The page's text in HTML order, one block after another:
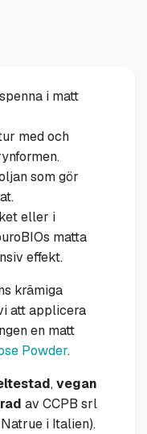
i matt
med och
som gör
eller i
matta
effekt.
krämiga
att applicera
en matt
Powder.
, vegan
av CCPB srl
i Italien).